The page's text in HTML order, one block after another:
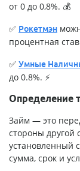
от 0 до 0,8%. 💰
✅ Рокетмэн
процентная
✅ Умные
до 0.8%. ⚡
Определение
Займ — это
стороны другой
установленный
сумма, срок и